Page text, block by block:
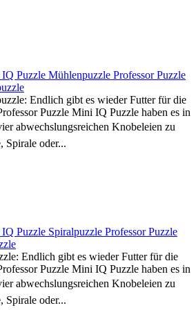
Professor Puzzle
Endlich gibt es wieder Futter für die
Puzzle Mini IQ Puzzle haben es in
abwechslungsreichen Knobeleien zu
Spirale oder...
Professor Puzzle
Endlich gibt es wieder Futter für die
Puzzle Mini IQ Puzzle haben es in
abwechslungsreichen Knobeleien zu
Spirale oder...